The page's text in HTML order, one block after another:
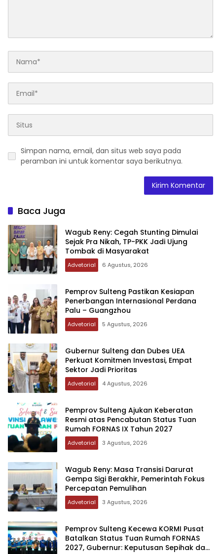
Simpan nama, email, dan situs web saya pada
peramban ini untuk komentar saya berikutnya.
Baca Juga
Wagub Reny: Cegah Stunting Dimulai
Sejak Pra Nikah, TP-PKK Jadi Ujung
Tombak di Masyarakat
Advetorial 6 Agustus, 2026
Pemprov Sulteng Pastikan Kesiapan
Penerbangan Internasional Perdana
Palu – Guangzhou
Advetorial 5 Agustus, 2026
Gubernur Sulteng dan Dubes UEA
Perkuat Komitmen Investasi, Empat
Sektor Jadi Prioritas
Advetorial 4 Agustus, 2026
Pemprov Sulteng Ajukan Keberatan
Resmi atas Pencabutan Status Tuan
Rumah FORNAS IX Tahun 2027
Advetorial 3 Agustus, 2026
Wagub Reny: Masa Transisi Darurat
Gempa Sigi Berakhir, Pemerintah Fokus
Percepatan Pemulihan
Advetorial 3 Agustus, 2026
Pemprov Sulteng Kecewa KORMI Pusat
Batalkan Status Tuan Rumah FORNAS
2027, Gubernur: Keputusan Sepihak dan